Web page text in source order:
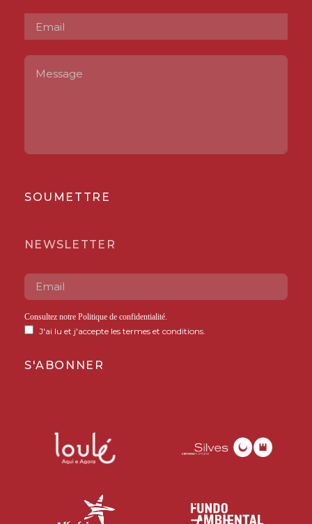
SOUMETTRE
NEWSLETTER
Consultez notre Politique de confidentialité
J'ai lu et j'accepte les termes et conditions.